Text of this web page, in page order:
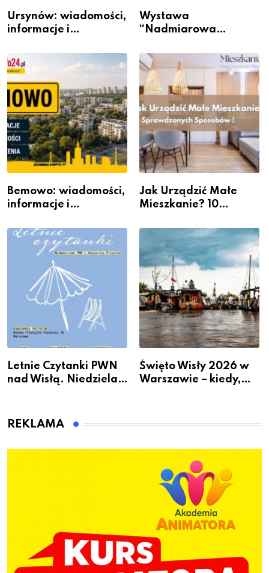
Ursynów: wiadomości,
informacje i
Wystawa
“Nadmiarowa
Galerii XX1
Bemowo: wiadomości,
informacje i
Jak Urządzić Małe
Mieszkanie? 10
Przestrzeni Bez
Kosztownego Remontu
Letnie Czytanki PWN
nad Wisłą. Niedziela z
Święto Wisły 2026 w
Warszawie – kiedy,
REKLAMA